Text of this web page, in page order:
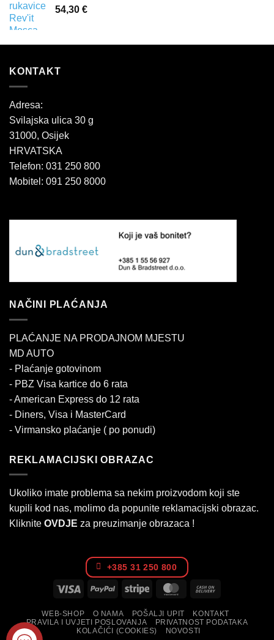
54,30 €
KONTAKT
Adresa:
Svilajska ulica 30 g
31000, Osijek
HRVATSKA
Telefon: 031 250 800
Mobitel: 091 250 8000
NAČINI PLAĆANJA
PLAĆANJE NA PRODAJNOM MJESTU
MD AUTO
- Plaćanje gotovinom
- PBZ Visa kartice do 6 rata
- American Express do 12 rata
- Diners, Visa i MasterCard
- Virmansko plaćanje ( po ponudi)
REKLAMACIJSKI OBRAZAC
Ukoliko imate problema sa nekim proizvodom koji ste
kupili kod nas, molimo da popunite reklamacijski obrazac.
Kliknite OVDJE za preuzimanje obrazaca !
+385 31 250 800
Visa PayPal Stripe MasterCard
Delivery
WEB-SHOP O NAMA POŠALJI UPIT
KONTAKT
PRAVILA I UVJETI POSLOVANJA
PRIVATNOST PODATAKA
KOLAČIĆI (COOKIES)
NOVOSTI